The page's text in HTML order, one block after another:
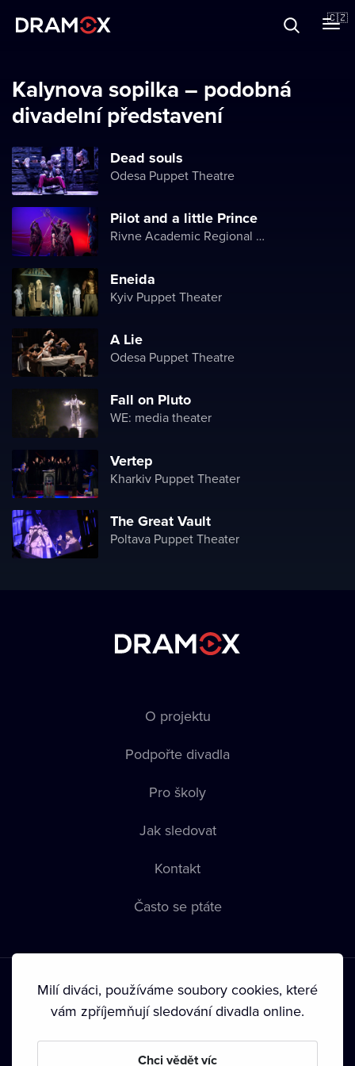
🇨🇿
Registrujte se
Kalynova sopilka – podobná
divadelní představení
Dead souls
Odesa Puppet Theatre
Pilot and a little Prince
Rivne Academic Regional Puppet Theater
Eneida
Kyiv Puppet Theater
A Lie
Odesa Puppet Theatre
Fall on Pluto
WE: media theater
Vertep
Kharkiv Puppet Theater
The Great Vault
Poltava Puppet Theater
O projektu
Podpořte divadla
Pro školy
Jak sledovat
Kontakt
Často se ptáte
Podmínky používání • Ochrana soukromí • Zásady používání
• Autorská práva•
Milí diváci, používáme soubory cookies, které
vám zpříjemňují sledování divadla online.
Chci vědět víc